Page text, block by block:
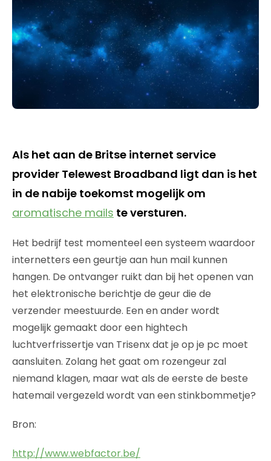
Als het aan de Britse internet service
provider Telewest Broadband ligt dan is het
in de nabije toekomst mogelijk om
aromatische mails te versturen.
Het bedrijf test momenteel een systeem waardoor
internetters een geurtje aan hun mail kunnen
hangen. De ontvanger ruikt dan bij het openen van
het elektronische berichtje de geur die de
verzender meestuurde. Een en ander wordt
mogelijk gemaakt door een hightech
luchtverfrissertje van Trisenx dat je op je pc moet
aansluiten. Zolang het gaat om rozengeur zal
niemand klagen, maar wat als de eerste de beste
hatemail vergezeld wordt van een stinkbommetje?
Bron:
http://www.webfactor.be/